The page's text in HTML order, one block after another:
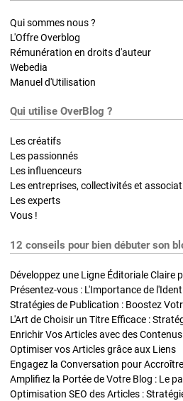
Qui sommes nous ?
L'Offre Overblog
Rémunération en droits d'auteur
Webedia
Manuel d'Utilisation
Qui utilise OverBlog ?
Les créatifs
Les passionnés
Les influenceurs
Les entreprises, collectivités et
Les experts
Vous !
12 conseils pour bien débuter son
Développez une Ligne Éditoriale Claire
Présentez-vous : L'Importance de
L'Art de Choisir un Titre Efficace :
Optimiser vos Articles grâce aux Liens
Engagez la Conversation pour
Amplifiez la Portée de Votre Blog : Le